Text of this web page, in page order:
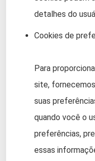
detalhes do
Cookies de
Para
site,
suas
quando você o
preferências,
essas